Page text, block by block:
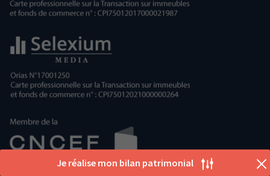
Je réalise mon bilan patrimonial